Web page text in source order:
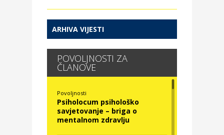
ARHIVA VIJESTI
POVOLJNOSTI ZA
ČLANOVE
Povoljnosti
Psiholocum psihološko
savjetovanje – briga o
mentalnom zdravlju